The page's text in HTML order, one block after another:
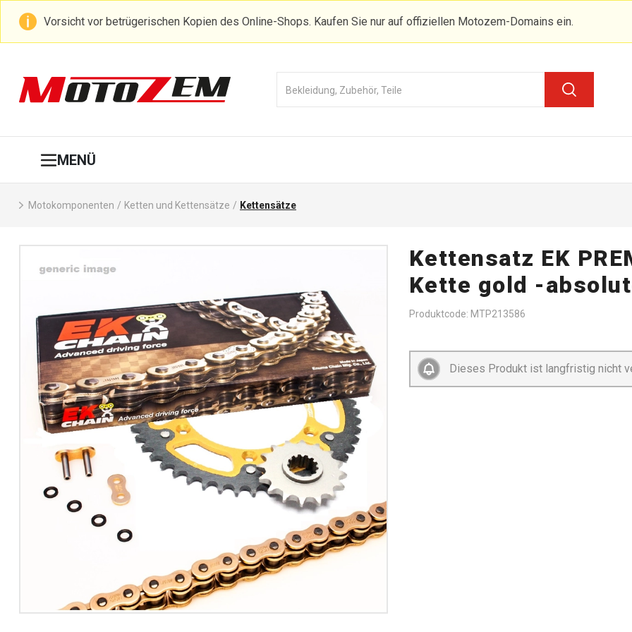
Vorsicht vor betrügerischen Kopien des Online-Shops. Kaufen Sie nur auf offiziellen Motozem-Domains ein.
MENÜ
Motokomponenten / Ketten und Kettensätze / Kettensätze
Kettensatz EK
Kette gold -
Produktcode: MTP213586
Dieses Produkt ist langfristig nicht